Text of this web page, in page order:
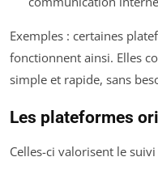
Exemples : certaines
fonctionnent ainsi. Elles
simple et rapide, sans
Les plateformes
Celles-ci valorisent le